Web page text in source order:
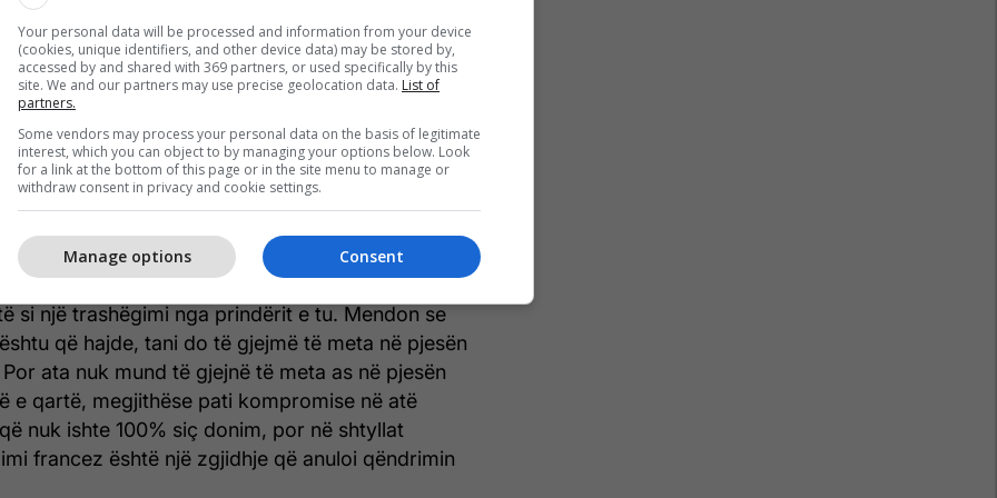
së Maqedonisë së Veriut”.
qëndrimi i tyre. Gjuha zyrtare, nuk ka fjalë për
fjali. Pastaj ata shkuan si vijë e kuqe 'gjuha
me Kushtetutën'. Ne po fitonim një situatë
do të njihte një formulim pa asnjë shtesë. Dhe
sikur... e merr si të mirëqenë, kështu që ishte
ishte e lehtë. Sepse kjo ishte 80% e
Sepse ne i vendosëm të gjitha kartat mbi
Por, kur merr diçka, e di dhe dikush
si një trashëgimi nga prindërit e tu. Mendon se
që hajde, tani do të gjejmë të meta në pjesën
ata nuk mund të gjejnë të meta as në pjesën
e qartë, megjithëse pati kompromise në atë
nuk ishte 100% siç donim, por në shtyllat
francez është një zgjidhje që anuloi qëndrimin
Your personal data will be processed and information from your device
(cookies, unique identifiers, and other device data) may be stored by,
accessed by and shared with 369 partners, or used specifically by this
site. We and our partners may use precise geolocation data. List of
partners.
Some vendors may process your personal data on the basis of legitimate
interest, which you can object to by managing your options below. Look
for a link at the bottom of this page or in the site menu to manage or
withdraw consent in privacy and cookie settings.
Consent
Manage options